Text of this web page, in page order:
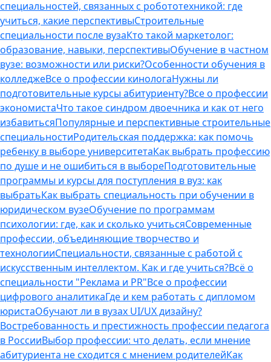
специальностей, связанных с робототехникой: где
учиться, какие перспективыСтроительные
специальности после вузаКто такой маркетолог:
образование, навыки, перспективыОбучение в частном
вузе: возможности или риски?Особенности обучения в
колледжеВсе о профессии кинологаНужны ли
подготовительные курсы абитуриенту?Все о профессии
экономистаЧто такое синдром двоечника и как от него
избавитьсяПопулярные и перспективные строительные
специальностиРодительская поддержка: как помочь
ребенку в выборе университетаКак выбрать профессию
по душе и не ошибиться в выбореПодготовительные
программы и курсы для поступления в вуз: как
выбратьКак выбрать специальность при обучении в
юридическом вузеОбучение по программам
психологии: где, как и сколько учитьсяСовременные
профессии, объединяющие творчество и
технологииСпециальности, связанные с работой с
искусственным интеллектом. Как и где учиться?Всё о
специальности "Реклама и PR"Все о профессии
цифрового аналитикаГде и кем работать с дипломом
юристаОбучают ли в вузах UI/UX дизайну?
Востребованность и престижность профессии педагога
в РоссииВыбор профессии: что делать, если мнение
абитуриента не сходится с мнением родителейКак